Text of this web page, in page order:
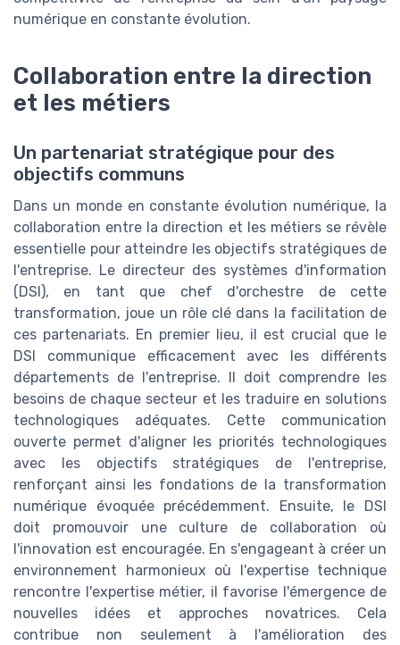
numérique en constante évolution.
Collaboration entre la direction
et les métiers
Un partenariat stratégique pour des
objectifs communs
Dans un monde en constante évolution numérique, la
collaboration entre la direction et les métiers se révèle
essentielle pour atteindre les objectifs stratégiques de
l'entreprise. Le directeur des systèmes d'information
(DSI), en tant que chef d'orchestre de cette
transformation, joue un rôle clé dans la facilitation de
ces partenariats. En premier lieu, il est crucial que le
DSI communique efficacement avec les différents
départements de l'entreprise. Il doit comprendre les
besoins de chaque secteur et les traduire en solutions
technologiques adéquates. Cette communication
ouverte permet d'aligner les priorités technologiques
avec les objectifs stratégiques de l'entreprise,
renforçant ainsi les fondations de la transformation
numérique évoquée précédemment. Ensuite, le DSI
doit promouvoir une culture de collaboration où
l'innovation est encouragée. En s'engageant à créer un
environnement harmonieux où l'expertise technique
rencontre l'expertise métier, il favorise l'émergence de
nouvelles idées et approches novatrices. Cela
contribue non seulement à l'amélioration des